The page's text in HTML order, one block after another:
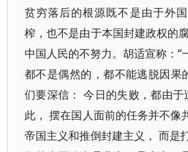
贫穷落后的根源既不是由于外
榨，也不是由于本国封建政权的
中国人民的不努力。胡适宣称：“
都不是偶然的，都不能逃脱因果
们要深信： 今日的失败，都由于
此， 摆在国人面前的任务并不像
帝国主义和推倒封建主义， 而是